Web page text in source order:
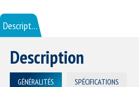
Description
Description
GÉNÉRALITÉS SPÉCIFICATIONS